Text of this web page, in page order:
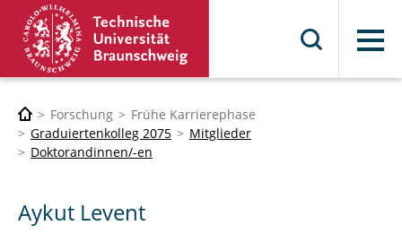
Menü
Forschung
Frühe Karrierephase
Graduiertenkolleg 2075
Mitglieder
Doktorandinnen/-en
Aykut Levent